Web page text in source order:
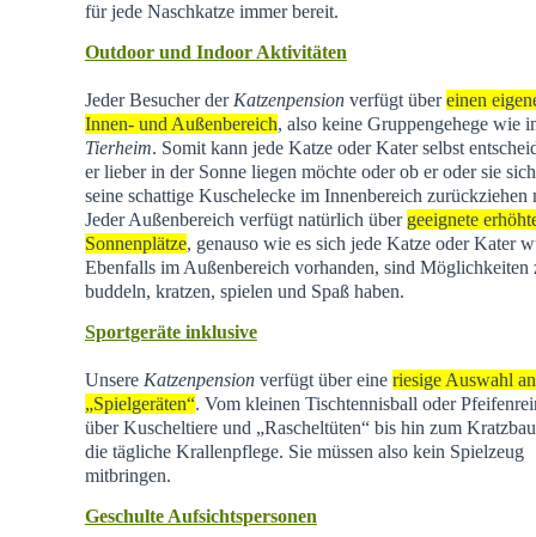
für jede Naschkatze immer bereit.
Outdoor und Indoor Aktivitäten
Jeder Besucher der Katzenpensionverfügt übereinen
Innen- und Außenbereich, also keine Gruppengehege wie
Tierheim. Somit kann jede Katze oder Kater selbst
er lieber in der Sonne liegen möchte oder ob er oder sie
seine schattige Kuschelecke im Innenbereich zurückziehen
Jeder Außenbereich verfügt natürlich über geeignete
Sonnenplätze, genauso wie es sich jede Katze oder Kater
Ebenfalls im Außenbereich vorhanden, sind Möglichkeiten
buddeln, kratzen, spielen und Spaß haben.
Sportgeräte inklusive
Unsere Katzenpensionverfügt über eine riesige Auswahl an
„Spielgeräten“. Vom kleinen Tischtennisball oder
über Kuscheltiere und „Rascheltüten“ bis hin zum
die tägliche Krallenpflege. Sie müssen also kein Spielzeug
mitbringen.
Geschulte Aufsichtspersonen